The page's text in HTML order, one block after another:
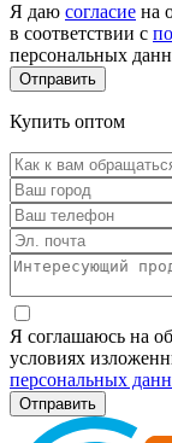
Я даю согласие на
в соответствии с
персональных
Купить оптом
Я соглашаюсь на
условиях
персональных